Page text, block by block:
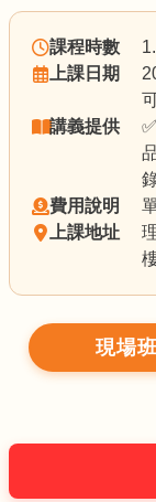
課程時數
上課日期
講義提供
費用說明
上課地址
現場班